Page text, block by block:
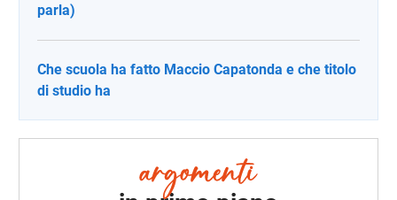
parla)
Che scuola ha fatto Maccio Capatonda e che titolo
di studio ha